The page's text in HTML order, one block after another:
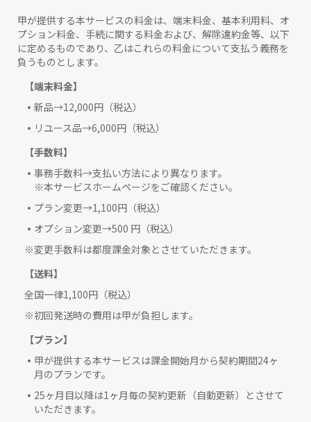
甲が提供する本サービスの料金は、端末料金、基本利用料、オ
プション料金、手続に関する料金および、解除違約金等、以下
に定めるものであり、乙はこれらの料金について支払う義務を
負うものとします。
【端末料金】
新品→12,000円（税込）
リユース品→6,000円（税込）
【手数料】
事務手数料→支払い方法により異なります。
※本サービスホームページをご確認ください。
プラン変更→1,100円（税込）
オプション変更→500 円（税込）
※変更手数料は都度課金対象とさせていただきます。
【送料】
全国一律1,100円（税込）
※初回発送時の費用は甲が負担します。
【プラン】
甲が提供する本サービスは課金開始月から契約期間24ヶ
月のプランです。
25ヶ月目以降は1ヶ月毎の契約更新（自動更新）とさせて
いただきます。